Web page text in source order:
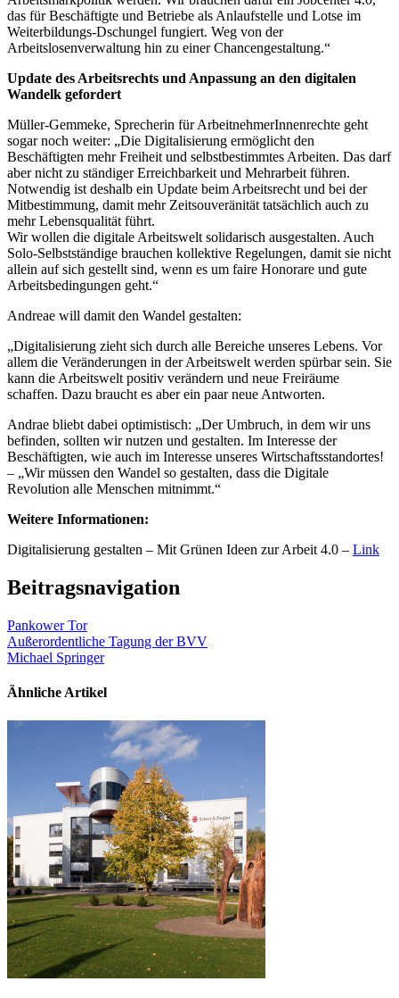
das für Beschäftigte und Betriebe als Anlaufstelle und Lotse im
Weiterbildungs-Dschungel fungiert. Weg von der
Arbeitslosenverwaltung hin zu einer Chancengestaltung.“
Update des Arbeitsrechts und Anpassung an den digitalen
Wandelk gefordert
Müller-Gemmeke, Sprecherin für ArbeitnehmerInnenrechte geht
sogar noch weiter: „Die Digitalisierung ermöglicht den
Beschäftigten mehr Freiheit und selbstbestimmtes Arbeiten. Das darf
aber nicht zu ständiger Erreichbarkeit und Mehrarbeit führen.
Notwendig ist deshalb ein Update beim Arbeitsrecht und bei der
Mitbestimmung, damit mehr Zeitsouveränität tatsächlich auch zu
mehr Lebensqualität führt.
Wir wollen die digitale Arbeitswelt solidarisch ausgestalten. Auch
Solo-Selbstständige brauchen kollektive Regelungen, damit sie nicht
allein auf sich gestellt sind, wenn es um faire Honorare und gute
Arbeitsbedingungen geht.“
Andreae will damit den Wandel gestalten:
„Digitalisierung zieht sich durch alle Bereiche unseres Lebens. Vor
allem die Veränderungen in der Arbeitswelt werden spürbar sein. Sie
kann die Arbeitswelt positiv verändern und neue Freiräume
schaffen. Dazu braucht es aber ein paar neue Antworten.
Andrae bliebt dabei optimistisch: „Der Umbruch, in dem wir uns
befinden, sollten wir nutzen und gestalten. Im Interesse der
Beschäftigten, wie auch im Interesse unseres Wirtschaftsstandortes!
– „Wir müssen den Wandel so gestalten, dass die Digitale
Revolution alle Menschen mitnimmt.“
Weitere Informationen:
Digitalisierung gestalten – Mit Grünen Ideen zur Arbeit 4.0 – Link
Beitragsnavigation
Pankower Tor
Außerordentliche Tagung der BVV
Michael Springer
Ähnliche Artikel